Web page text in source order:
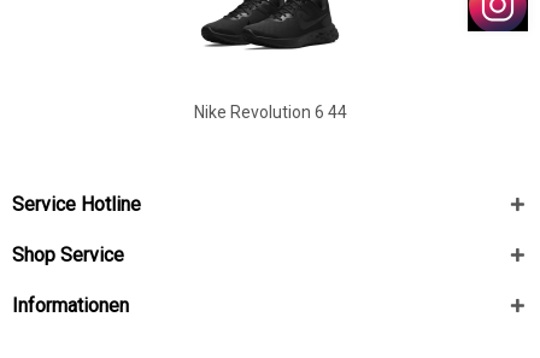
Nike Revolution 6 44
Service Hotline
Shop Service
Informationen